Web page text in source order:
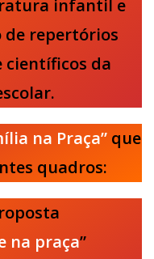
infantil e
de repertórios
da
na Praça” que
quadros:
na praça”